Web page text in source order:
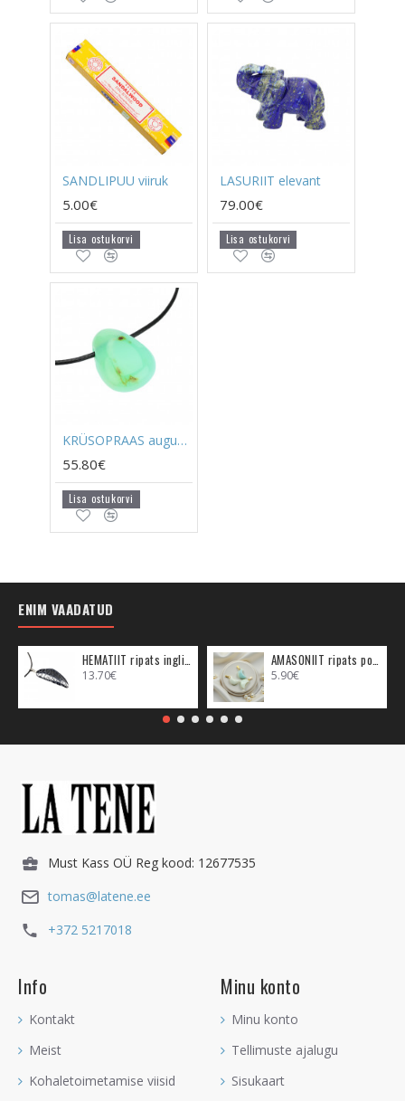
SANDLIPUU viiruk
5.00€
Lisa ostukorvi
LASURIIT elevant
79.00€
Lisa ostukorvi
KRÜSOPRAAS auguga paelaga (hõbe)
55.80€
Lisa ostukorvi
ENIM VAADATUD
13.70€ 5.90€
Must Kass OÜ Reg kood: 12677535
tomas@latene.ee
+372 5217018
Info
Kontakt
Meist
Kohaletoimetamise viisid
Minu konto
Minu konto
Tellimuste ajalugu
Sisukaart